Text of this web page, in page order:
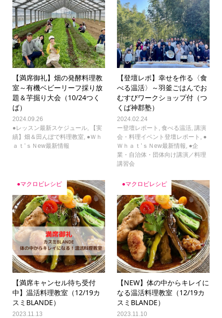
【満席御礼】畑の発酵料理教
室～有機ベビーリーフ採り放
題＆芋掘り大会（10/24つく
ば）
2024.09.26
●レッスン最新スケジュール,
【実
績】畑＆田んぼで料理教室, ●Ｗｈ
ａｔ’ｓＮew最新情報
【登壇レポ】幸せを作る〈食
べる温活〉～羽釜ごはんでお
むすびワークショップ付（つ
くば神郡塾）
2024.02.24
ー登壇レポート ,食べる温活,講演
会・料理イベント登壇レポート , ●
Ｗｈａｔ’ｓＮew最新情報, ●企
業・自治体・団体向け講演／料理
講習会
●マクロビレシピ
【満席キャンセル待ち受付
中】温活料理教室（12/19カ
スミBLANDE）
2023.11.13
●マクロビレシピ
【NEW】体の中からキレイに
なる温活料理教室（12/19カ
スミBLANDE）
2023.11.10